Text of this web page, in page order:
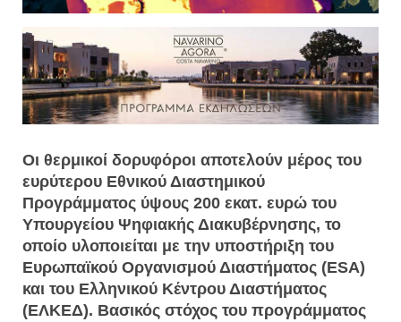
Οι θερμικοί δορυφόροι αποτελούν μέρος του
ευρύτερου Εθνικού Διαστημικού
Προγράμματος ύψους 200 εκατ. ευρώ του
Υπουργείου Ψηφιακής Διακυβέρνησης, το
οποίο υλοποιείται με την υποστήριξη του
Ευρωπαϊκού Οργανισμού Διαστήματος (ESA)
και του Ελληνικού Κέντρου Διαστήματος
(ΕΛΚΕΔ). Βασικός στόχος του προγράμματος